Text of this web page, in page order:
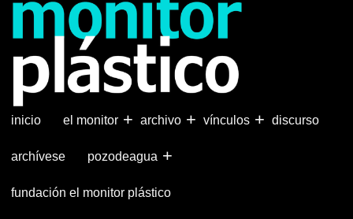
inicio +
el monitor +
archivo +
vínculos discurso
archívese +
pozodeagua
fundación el monitor plástico